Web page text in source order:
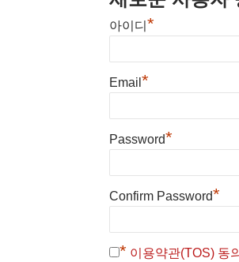
아이디 *
Email *
Password*
Confirm Password*
* 이용약관(TOS) 동의